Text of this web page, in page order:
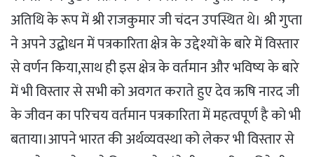
अतिथि के रूप में श्री राजकुमार जी चंदन उपस्थित थे। श्री गुप्ता
ने अपने उद्बोधन में पत्रकारिता क्षेत्र के उद्देश्यों के बारे में विस्तार
से वर्णन किया,साथ ही इस क्षेत्र के वर्तमान और भविष्य के बारे
में भी विस्तार से सभी को अवगत कराते हुए देव ऋषि नारद जी
के जीवन का परिचय वर्तमान पत्रकारिता में महत्वपूर्ण है को भी
बताया।आपने भारत की अर्थव्यवस्था को लेकर भी विस्तार से